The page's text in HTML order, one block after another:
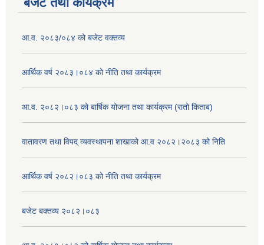
आ.व. २०८३/०८४ को बजेट वक्तव्य
आर्थिक वर्ष २०८३।०८४ को नीति तथा कार्यक्रम
आ.व. २०८२।०८३ को बार्षिक योजना तथा कार्यक्रम (रातो किताब)
वातावरण तथा विपद् व्यवस्थापना शाखाको आ.व २०८२।२०८३ को निति
आर्थिक वर्ष २०८२।०८३ को नीति तथा कार्यक्रम
बजेट बक्तव्य २०८२।०८३